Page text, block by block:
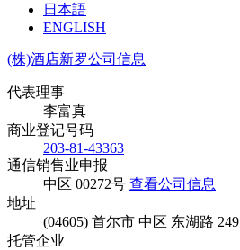
日本語
ENGLISH
(株)酒店新罗公司信息
代表理事
李富真
商业登记号码
203-81-43363
通信销售业申报
中区 00272号 查看公司信息
地址
(04605) 首尔市 中区 东湖路 249
托管企业